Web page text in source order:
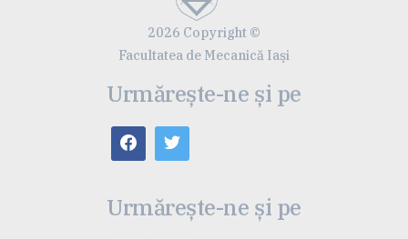
2026 Copyright ©
Facultatea de Mecanică Iaşi
Urmărește-ne și pe
Urmărește-ne și pe